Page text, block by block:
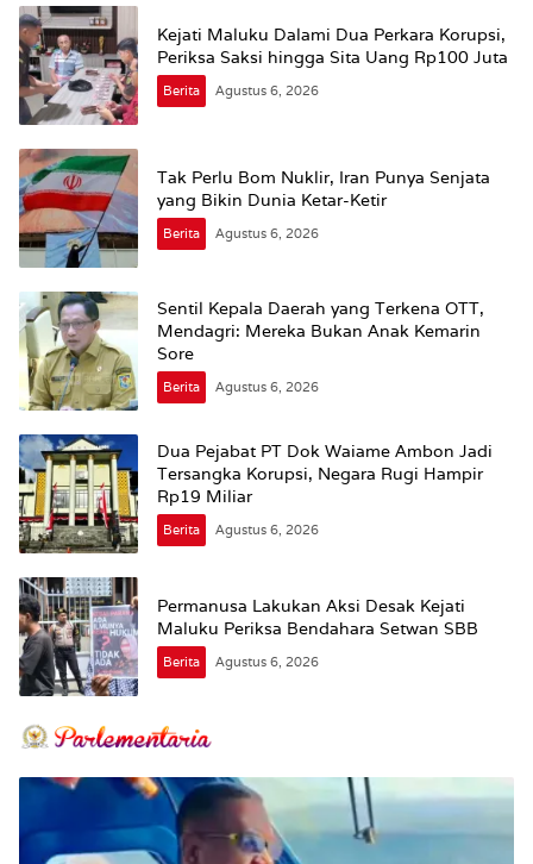
Kejati Maluku Dalami Dua Perkara Korupsi,
Periksa Saksi hingga Sita Uang Rp100 Juta
Berita Agustus 6, 2026
Tak Perlu Bom Nuklir, Iran Punya Senjata
yang Bikin Dunia Ketar-Ketir
Berita Agustus 6, 2026
Sentil Kepala Daerah yang Terkena OTT,
Mendagri: Mereka Bukan Anak Kemarin
Sore
Berita Agustus 6, 2026
Dua Pejabat PT Dok Waiame Ambon Jadi
Tersangka Korupsi, Negara Rugi Hampir
Rp19 Miliar
Berita Agustus 6, 2026
Permanusa Lakukan Aksi Desak Kejati
Maluku Periksa Bendahara Setwan SBB
Berita Agustus 6, 2026